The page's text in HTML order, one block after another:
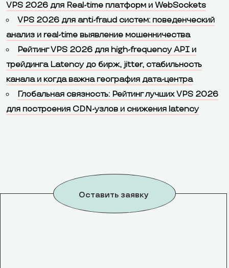
VPS 2026 для Real-time платформ и WebSockets
VPS 2026 для anti-fraud систем: поведенческий
анализ и real-time выявление мошенничества
Рейтинг VPS 2026 для high-frequency API и
трейдинга Latency до бирж, jitter, стабильность
канала и когда важна география дата-центра
Глобальная связность: Рейтинг лучших VPS 2026
для построения CDN-узлов и снижения latency
Оставить заявку